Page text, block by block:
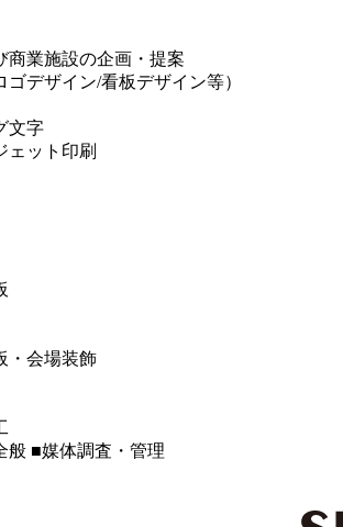
商業施設の企画・提案
ゴデザイン/看板デザイン等）
文字
ェット印刷
・会場装飾
般 ■媒体調査・管理